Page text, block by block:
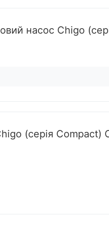
насос Chigo
(серія Compact)